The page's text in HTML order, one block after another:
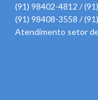
(91) 98402-4812 /
(91) 98408-3558 /
Atendimento setor